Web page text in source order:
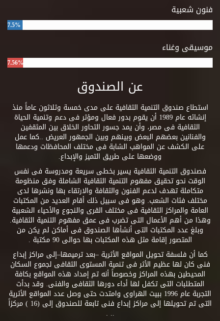
فنون شعبية
7.5%
موسيقى وغناء
7.56%
عن الصندوق
استطاع صندوق التنمية الثقافية على مدى خمسة وثلاثون عاماً منذ
إنشائه عام 1989 أن يقوم بدور فعال ومؤثر فى دعم وتنمية الحياة
الثقافية فى مصر، وأن يمد جسور التحاور الخلاق بين المثقفين
والفنانين بعضهم البعض وبينهم وبين الجمهور العريض ..كما عمل
على الكشف عن المواهب الشابة فى مختلف المحافظات ودعمها
ووضعها على طريق التميز والإبداع.
فصندوق التنمية الثقافية يسير بخطى سريعة ومدروسة فى نفس
الوقت نحو تحقيق مفهوم التنمية الثقافية الشاملة وفق منظومة
متكاملة تهدف لدعم الفنون والثقافة والارتقاء بها ونشرها لدى
مختلف فئات الشعب. وهو فى سبيل ذلك أقام العديد من المكتبات
العامة والمراكز الثقافية فى مختلف القرى والنجوع والأحياء الشعبية
وهذا من أهم الأعمال التى تضرب فى عمق مفهوم التنمية الثقافية.
وبلغ عدد المكتبات التى أنشأها الصندوق فى أماكن لم يكن من
المتصور إقامة مثل هذه المكتبات بها حوالى 90 مكتبة .
كما أن فلسفة تحويل المواقع الأثرية –بعد ترميمها–إلى مراكز إبداع
فنى كان لها عظيم الأثر فى تنمية المستوى الثقافى لجموع السكان
المحيطين بهذه المراكز وخصوصاً أنه تم إمداد هذه المواقع بكافة
المتطلبات التى تكفل لها أداء دورها الثقافى والفنى. وقد بدأت
التجربة عام 1996 ببيت الهراوى وامتدت حتى وصل عدد المواقع الأثرية
التى تم تحويلها إلى مراكز إبداع فنى تابعة للصندوق إلى (16 ) مركزاً
.. .